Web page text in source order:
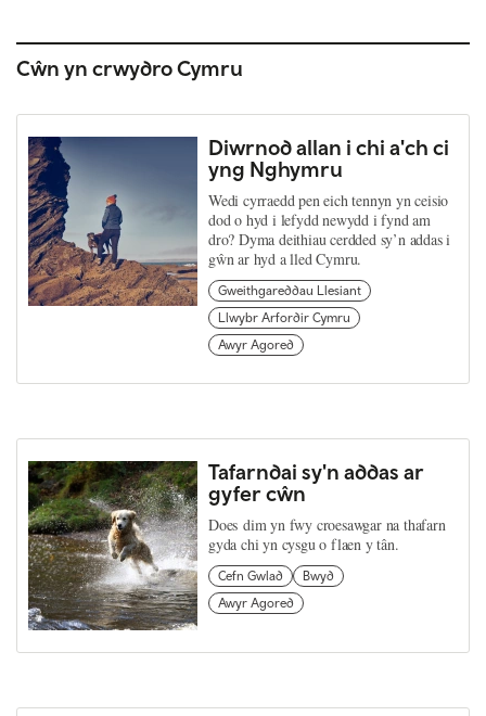
Cŵn yn crwydro Cymru
Diwrnod allan i chi a'ch ci
yng Nghymru
Wedi cyrraedd pen eich tennyn yn ceisio
dod o hyd i lefydd newydd i fynd am
dro? Dyma deithiau cerdded sy’n addas i
gŵn ar hyd a lled Cymru.
Gweithgareddau Llesiant
Llwybr Arfordir Cymru
Awyr Agored
Tafarndai sy'n addas ar
gyfer cŵn
Does dim yn fwy croesawgar na thafarn
gyda chi yn cysgu o flaen y tân.
Cefn Gwlad
Bwyd
Awyr Agored